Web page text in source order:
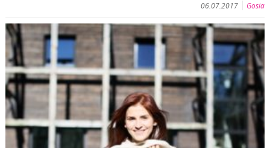
06.07.2017
Gosia